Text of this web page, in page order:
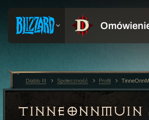
TINNEONNMUIN
Diablo III Społeczność Profil